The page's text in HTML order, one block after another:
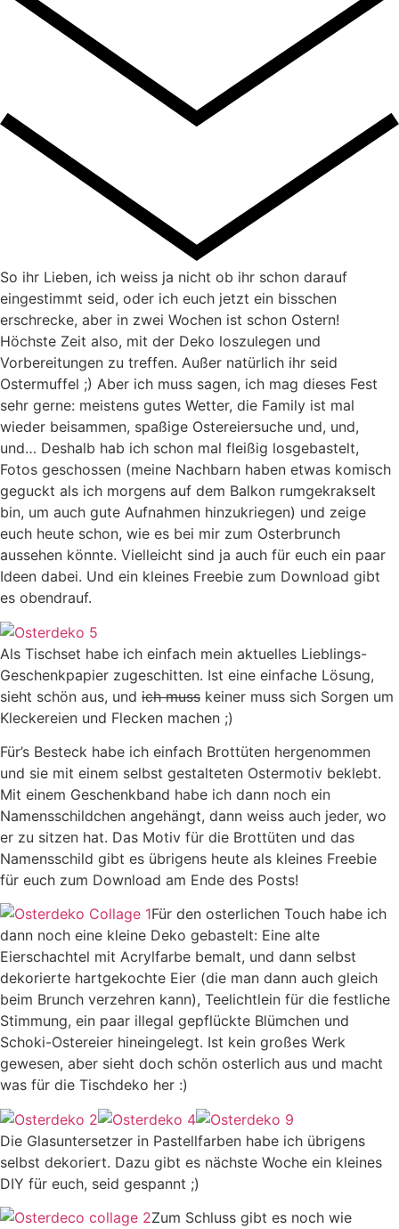
So ihr Lieben, ich weiss ja nicht ob ihr schon darauf
eingestimmt seid, oder ich euch jetzt ein bisschen
erschrecke, aber in zwei Wochen ist schon Ostern!
Höchste Zeit also, mit der Deko loszulegen und
Vorbereitungen zu treffen. Außer natürlich ihr seid
Ostermuffel ;) Aber ich muss sagen, ich mag dieses Fest
sehr gerne: meistens gutes Wetter, die Family ist mal
wieder beisammen, spaßige Ostereiersuche und, und,
und… Deshalb hab ich schon mal fleißig losgebastelt,
Fotos geschossen (meine Nachbarn haben etwas komisch
geguckt als ich morgens auf dem Balkon rumgekrakselt
bin, um auch gute Aufnahmen hinzukriegen) und zeige
euch heute schon, wie es bei mir zum Osterbrunch
aussehen könnte. Vielleicht sind ja auch für euch ein paar
Ideen dabei. Und ein kleines Freebie zum Download gibt
es obendrauf.
Als Tischset habe ich einfach mein aktuelles Lieblings-
Geschenkpapier zugeschitten. Ist eine einfache Lösung,
sieht schön aus, und ich muss keiner muss sich Sorgen um
Kleckereien und Flecken machen ;)
Für’s Besteck habe ich einfach Brottüten hergenommen
und sie mit einem selbst gestalteten Ostermotiv beklebt.
Mit einem Geschenkband habe ich dann noch ein
Namensschildchen angehängt, dann weiss auch jeder, wo
er zu sitzen hat. Das Motiv für die Brottüten und das
Namensschild gibt es übrigens heute als kleines Freebie
für euch zum Download am Ende des Posts!
Für den osterlichen Touch habe ich
dann noch eine kleine Deko gebastelt: Eine alte
Eierschachtel mit Acrylfarbe bemalt, und dann selbst
dekorierte hartgekochte Eier (die man dann auch gleich
beim Brunch verzehren kann), Teelichtlein für die festliche
Stimmung, ein paar illegal gepflückte Blümchen und
Schoki-Ostereier hineingelegt. Ist kein großes Werk
gewesen, aber sieht doch schön osterlich aus und macht
was für die Tischdeko her :)
Die Glasuntersetzer in Pastellfarben habe ich übrigens
selbst dekoriert. Dazu gibt es nächste Woche ein kleines
DIY für euch, seid gespannt ;)
Zum Schluss gibt es noch wie